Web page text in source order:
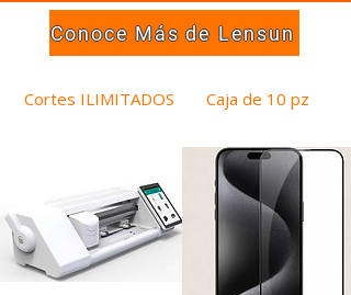
Conoce Más de Lensun
Cortes ILIMITADOS Caja de 10 pz